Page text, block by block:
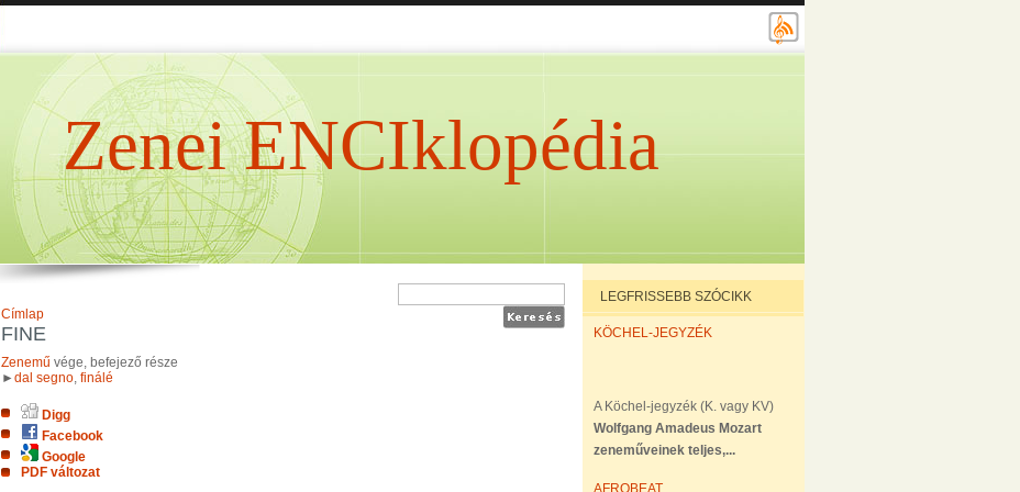
Zenei ENCIklopédia
Címlap
FINE
Zenemű vége, befejező része
► dal segno, finálé
Digg
Facebook
Google
PDF változat
LEGFRISSEBB SZÓCIKK
KÖCHEL-JEGYZÉK
A Köchel-jegyzék (K. vagy KV)
Wolfgang Amadeus Mozart
zeneműveinek teljes,...
AFROBEAT